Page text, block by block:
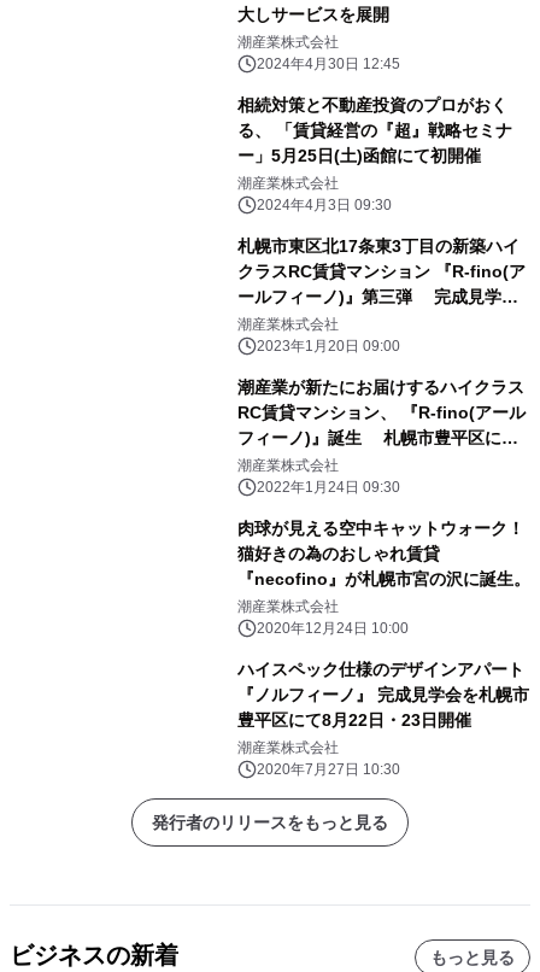
大しサービスを展開
潮産業株式会社
2024年4月30日 12:45
相続対策と不動産投資のプロがおく
る、 「賃貸経営の『超』戦略セミナ
ー」5月25日(土)函館にて初開催
潮産業株式会社
2024年4月3日 09:30
札幌市東区北17条東3丁目の新築ハイ
クラスRC賃貸マンション 『R-fino(ア
ールフィーノ)』第三弾 完成見学会
を2月4日(土)・5日(日)開催
潮産業株式会社
2023年1月20日 09:00
潮産業が新たにお届けするハイクラス
RC賃貸マンション、 『R-fino(アール
フィーノ)』誕生 札幌市豊平区にて
完成見学会を2月19日(土)・20日(日)開
催
潮産業株式会社
2022年1月24日 09:30
肉球が見える空中キャットウォーク！
猫好きの為のおしゃれ賃貸
『necofino』が札幌市宮の沢に誕生。
潮産業株式会社
2020年12月24日 10:00
ハイスペック仕様のデザインアパート
『ノルフィーノ』 完成見学会を札幌市
豊平区にて8月22日・23日開催
潮産業株式会社
2020年7月27日 10:30
発行者のリリースをもっと見る
ビジネスの新着 もっと見る